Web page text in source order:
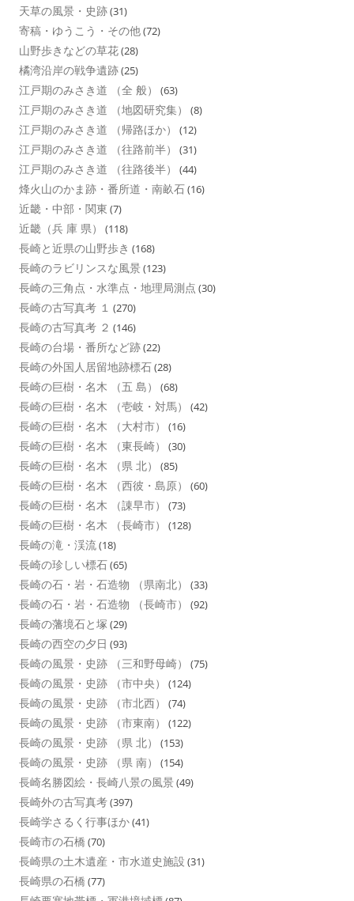
天草の風景・史跡(31)
寄稿・ゆうこう・その他(72)
山野歩きなどの草花(28)
橘湾沿岸の戦争遺跡(25)
江戸期のみさき道 （全 般） (63)
江戸期のみさき道 （地図研究集） (8)
江戸期のみさき道 （帰路ほか） (12)
江戸期のみさき道 （往路前半） (31)
江戸期のみさき道 （往路後半） (44)
烽火山のかま跡・番所道・南畝石(16)
近畿・中部・関東 (7)
近畿（兵 庫 県） (118)
長崎と近県の山野歩き (168)
長崎のラビリンスな風景 (123)
長崎の三角点・水準点・地理局測点 (30)
長崎の古写真考 １ (270)
長崎の古写真考 ２ (146)
長崎の台場・番所など跡(22)
長崎の外国人居留地跡標石(28)
長崎の巨樹・名木 （五 島） (68)
長崎の巨樹・名木 （壱岐・対馬） (42)
長崎の巨樹・名木 （大村市） (16)
長崎の巨樹・名木 （東長崎） (30)
長崎の巨樹・名木 （県 北） (85)
長崎の巨樹・名木 （西彼・島原） (60)
長崎の巨樹・名木 （諌早市） (73)
長崎の巨樹・名木 （長崎市） (128)
長崎の滝・渓流(18)
長崎の珍しい標石(65)
長崎の石・岩・石造物 （県南北） (33)
長崎の石・岩・石造物 （長崎市） (92)
長崎の藩境石と塚 (29)
長崎の西空の夕日 (93)
長崎の風景・史跡 （三和野母崎） (75)
長崎の風景・史跡 （市中央） (124)
長崎の風景・史跡 （市北西） (74)
長崎の風景・史跡 （市東南） (122)
長崎の風景・史跡 （県 北） (153)
長崎の風景・史跡 （県 南） (154)
長崎名勝図絵・長崎八景の風景 (49)
長崎外の古写真考(397)
長崎学さるく行事ほか(41)
長崎市の石橋 (70)
長崎県の土木遺産・市水道史施設 (31)
長崎県の石橋 (77)